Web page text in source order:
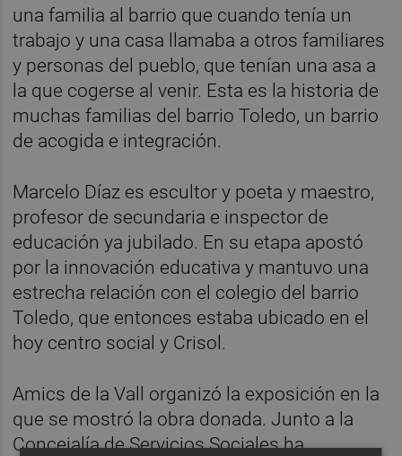
una familia al barrio que cuando tenía un
trabajo y una casa llamaba a otros familiares
y personas del pueblo, que tenían una asa a
la que cogerse al venir. Esta es la historia de
muchas familias del barrio Toledo, un barrio
de acogida e integración.
Marcelo Díaz es escultor y poeta y maestro,
profesor de secundaria e inspector de
educación ya jubilado. En su etapa apostó
por la innovación educativa y mantuvo una
estrecha relación con el colegio del barrio
Toledo, que entonces estaba ubicado en el
hoy centro social y Crisol.
Amics de la Vall organizó la exposición en la
que se mostró la obra donada. Junto a la
Concejalía de Servicios Sociales ha